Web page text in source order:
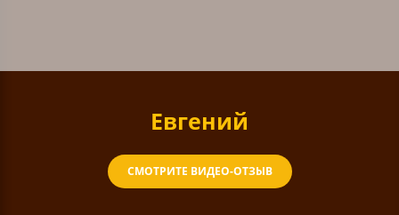
Евгений
СМОТРИТЕ ВИДЕО-ОТЗЫВ